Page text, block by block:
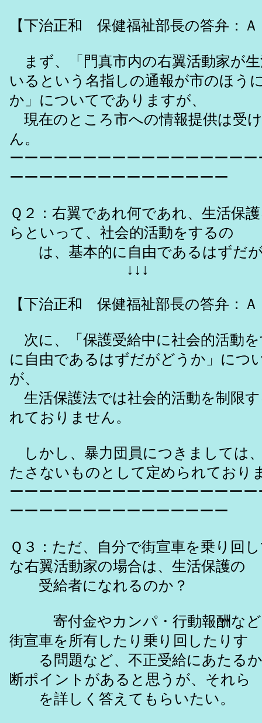
【下治正和 保健福祉部長の答弁：Ａ
まず、「門真市内の右翼活動家が
いるという名指しの通報が市のほう
か」についてでありますが、
現在のところ市への情報提供は受
ん。
ーーーーーーーーーーーーーーーー
ーーーーーーーーーーーーーーー
Ｑ２：右翼であれ何であれ、生活保
らといって、社会的活動をするの
は、基本的に自由であるはずだ
↓↓↓
【下治正和 保健福祉部長の答弁：Ａ
次に、「保護受給中に社会的活動
に自由であるはずだがどうか」につ
が、
生活保護法では社会的活動を制限
れておりません。
しかし、暴力団員につきましては
たさないものとして定められており
ーーーーーーーーーーーーーーーー
ーーーーーーーーーーーーーーー
Ｑ３：ただ、自分で街宣車を乗り回
な右翼活動家の場合は、生活保護の
受給者になれるのか？
寄付金やカンパ・行動報酬など
街宣車を所有したり乗り回したりす
る問題など、不正受給にあたるか
断ポイントがあると思うが、それら
を詳しく答えてもらいたい。